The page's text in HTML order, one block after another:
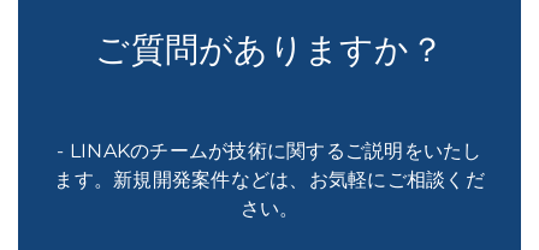
ご質問がありますか？
- LINAKのチームが技術に関するご説明をいたし
ます。新規開発案件などは、お気軽にご相談くだ
さい。